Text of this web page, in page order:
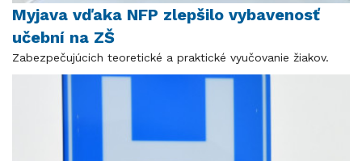
Myjava vďaka NFP zlepšilo vybavenosť
učební na ZŠ
Zabezpečujúcich teoretické a praktické vyučovanie žiakov.